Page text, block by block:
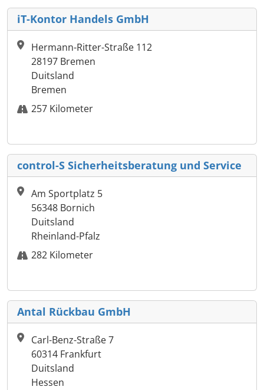
iT-Kontor Handels GmbH
Hermann-Ritter-Straße 112
28197 Bremen
Duitsland
Bremen
257 Kilometer
control-S Sicherheitsberatung und Service
Am Sportplatz 5
56348 Bornich
Duitsland
Rheinland-Pfalz
282 Kilometer
Antal Rückbau GmbH
Carl-Benz-Straße 7
60314 Frankfurt
Duitsland
Hessen